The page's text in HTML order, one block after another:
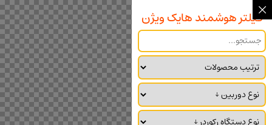
فیلتر هوشمند هایک ویژن